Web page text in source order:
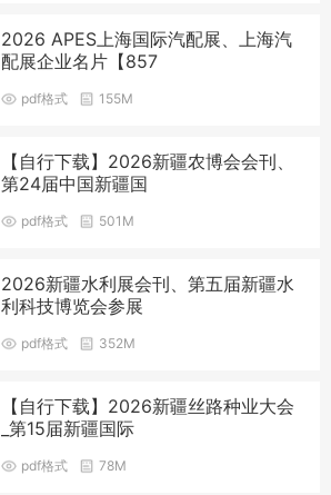
2026 APES上海国际汽配展、上海汽
配展企业名片【857
pdf格式 155M
【自行下载】2026新疆农博会会刊、
第24届中国新疆国
pdf格式 501M
2026新疆水利展会刊、第五届新疆水
利科技博览会参展
pdf格式 352M
【自行下载】2026新疆丝路种业大会
_第15届新疆国际
pdf格式 78M